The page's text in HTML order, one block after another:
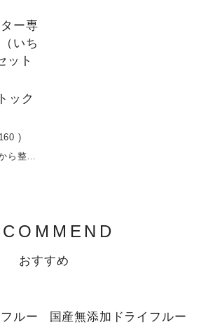
ー専
いち
ット
ック
)
水に入れるだけ、内側から整う。いちご＆キウイで始める、デトックスウォーター習慣いちごとキウイを中心に、相性の良いフルーツを組み合わせたデトックスウォーター用ドライフルーツ3種セット。砂糖・保存料を使わず、果実そのものの甘みと栄養をぎゅっと凝縮しました。水に入れるだけで、ビタミンやミネラルがゆっくり溶け出し、毎日の水分補給が“美容時間”に変わります。いちごのやさしい甘みとキウイの爽やかな酸味が、すっきりと飲みやすい味わいに。忙しい日々でも無理なく続けられる、シンプルなインナーケア習慣を。原材料：いちご（長野県産） キウイ（長野県産）容量：16g×4袋賞味期限：製造日から６ヶ月
おすすめ
ルー
SOLD OUT
国産無添加ドライフルー